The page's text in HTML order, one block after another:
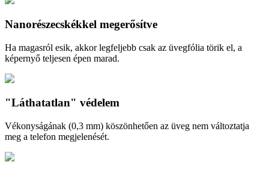
Nanorészecskékkel megerősítve
Ha magasról esik, akkor legfeljebb csak az üvegfólia törik el, a
képernyő teljesen épen marad.
"Láthatatlan" védelem
Vékonyságának (0,3 mm) köszönhetően az üveg nem változtatja
meg a telefon megjelenését.